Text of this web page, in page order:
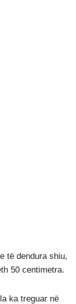
të dendura shiu,
50 centimetra.
ka treguar në